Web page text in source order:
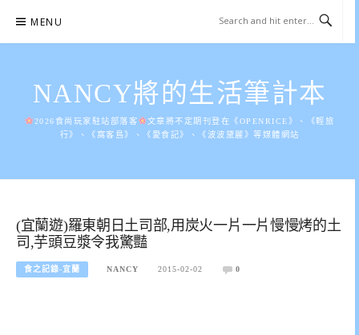
content
MENU
NANCY將的生活筆計本
2026食尚玩家駐站部落客
文章將不定期刊登在《OPENRICE》、《輕旅
行》、《窩客島》、《愛食記》、《波波黛麗》等媒體網站
(宜蘭遊)羅東朝日土司部,用炭火一片一片慢慢烤的土
司,芋頭豆漿令我驚豔
食之記錄-宜蘭 NANCY 2015-02-02 0